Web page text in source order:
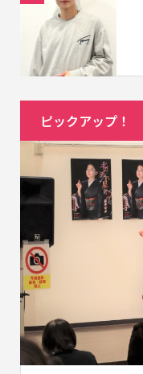
ピックアップ！